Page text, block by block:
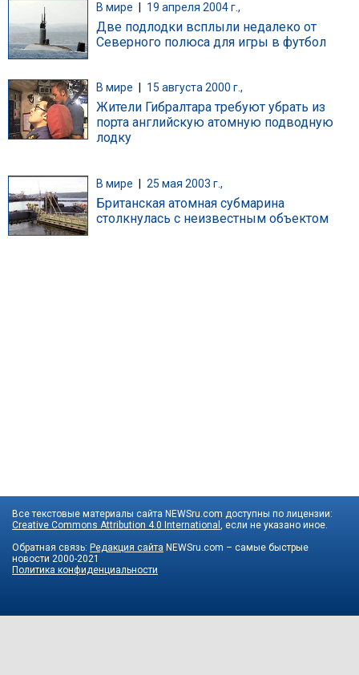
В мире 19 апреля 2004 г.,
Две подлодки всплыли недалеко от
Северного полюса для игры в футбол
В мире 15 августа 2000 г.,
Жители Гибралтара требуют убрать из
порта английскую атомную подводную
лодку
В мире | 25 мая 2003 г.,
Британская атомная субмарина
столкнулась с неизвестным объектом
Все текстовые материалы сайта NEWSru.com доступны по лицензии:
Creative Commons Attribution 4.0 International , если не указано иное.
Обратная связь: Редакция сайта NEWSru.com – самые быстрые
новости 2000-2021
Политика конфиденциальности